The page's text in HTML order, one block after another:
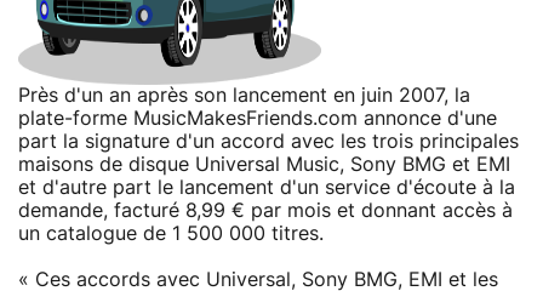
Près d'un an après son lancement en juin 2007, la
plate-forme MusicMakesFriends.com annonce d'une
part la signature d'un accord avec les trois principales
maisons de disque Universal Music, Sony BMG et EMI
et d'autre part le lancement d'un service d'écoute à la
demande, facturé 8,99 € par mois et donnant accès à
un catalogue de 1 500 000 titres.
« Ces accords avec Universal, Sony BMG, EMI et les